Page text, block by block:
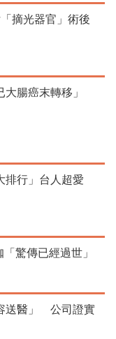
摘光器官」術後
大腸癌末轉移」
排行」台人超愛
驚傳已經過世」
送醫」 公司證實